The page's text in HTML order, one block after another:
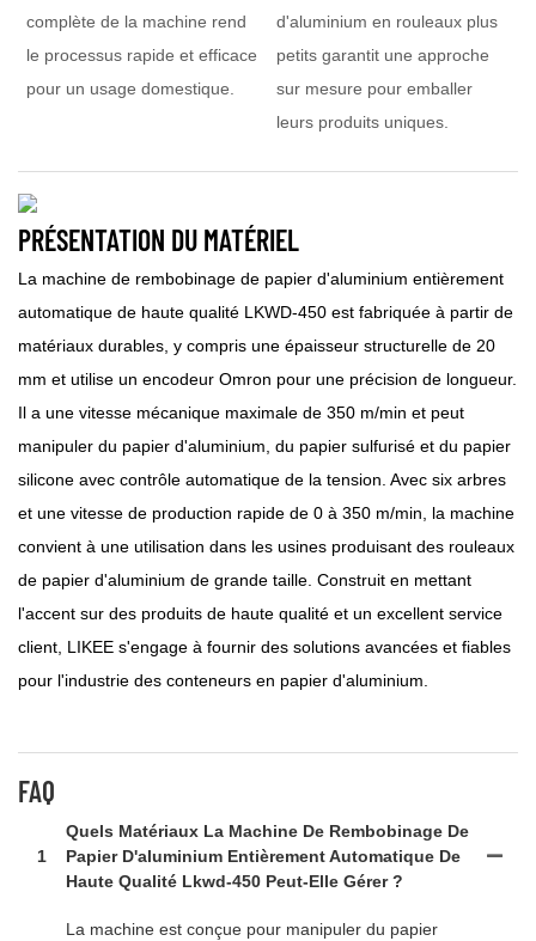
complète de la machine rend
le processus rapide et efficace
pour un usage domestique.
d'aluminium en rouleaux plus
petits garantit une approche
sur mesure pour emballer
leurs produits uniques.
PRÉSENTATION DU MATÉRIEL
La machine de rembobinage de papier d'aluminium entièrement
automatique de haute qualité LKWD-450 est fabriquée à partir de
matériaux durables, y compris une épaisseur structurelle de 20
mm et utilise un encodeur Omron pour une précision de longueur.
Il a une vitesse mécanique maximale de 350 m/min et peut
manipuler du papier d'aluminium, du papier sulfurisé et du papier
silicone avec contrôle automatique de la tension. Avec six arbres
et une vitesse de production rapide de 0 à 350 m/min, la machine
convient à une utilisation dans les usines produisant des rouleaux
de papier d'aluminium de grande taille. Construit en mettant
l'accent sur des produits de haute qualité et un excellent service
client, LIKEE s'engage à fournir des solutions avancées et fiables
pour l'industrie des conteneurs en papier d'aluminium.
FAQ
1
Quels Matériaux La Machine De Rembobinage De
Papier D'aluminium Entièrement Automatique De
Haute Qualité Lkwd-450 Peut-Elle Gérer ?
La machine est conçue pour manipuler du papier